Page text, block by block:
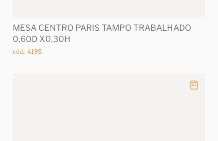
MESA CENTRO PARIS TAMPO TRABALHADO
0,60D X0,30H
cód.: 4195